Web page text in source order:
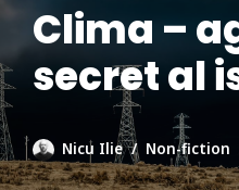
Clima –
secret al
Nicu Ilie Non-fiction